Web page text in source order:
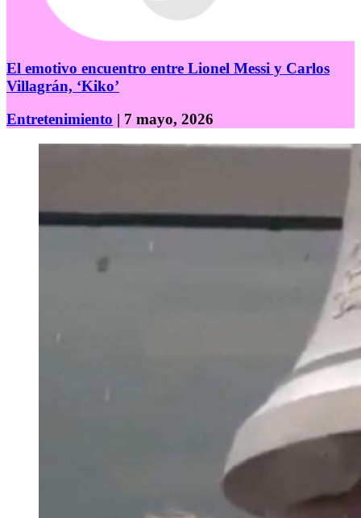
El emotivo encuentro entre Lionel Messi y Carlos
Villagrán, ‘Kiko’
Entretenimiento | 7 mayo, 2026